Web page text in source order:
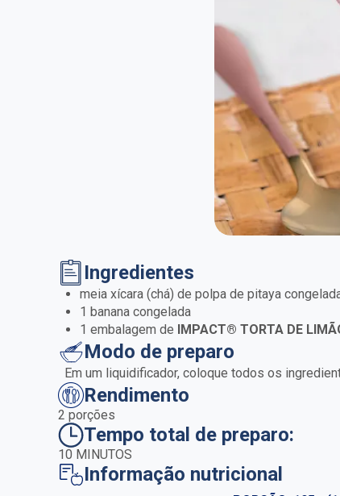
Ingredientes
meia xícara (chá) de polpa de pitaya
1 banana congelada
1 embalagem de IMPACT® TORTA DE
Modo de preparo
Em um liquidificador, coloque todos os
Rendimento
2 porções
Tempo total de preparo:
10 MINUTOS
Informação nutricional